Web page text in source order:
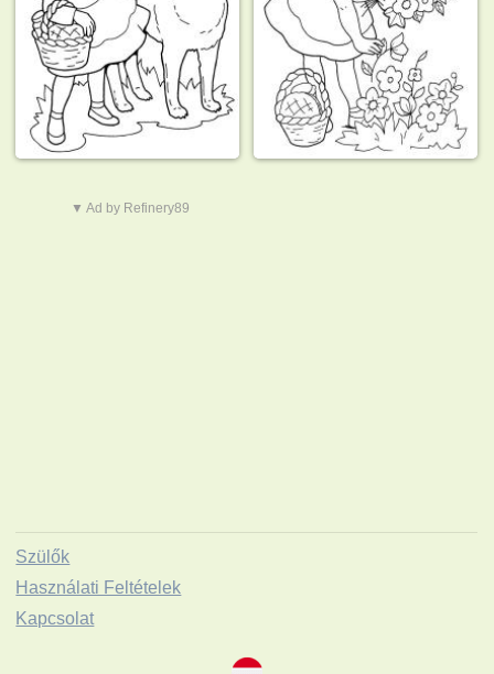
▼ Ad by Refinery89
Szülők
Használati Feltételek
Kapcsolat